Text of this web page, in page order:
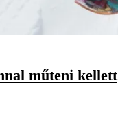
műteni kellett